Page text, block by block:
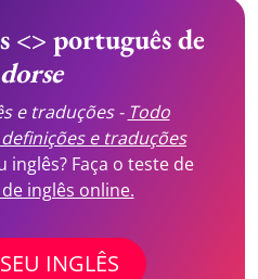
<> português de
e traduções - Todo
e traduções
Faça o teste de
inglês online.
INGLÊS